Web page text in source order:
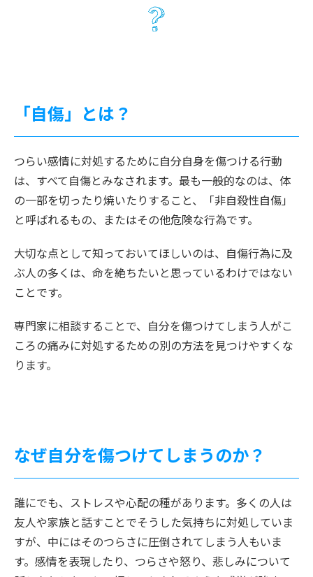
「自傷」とは？
つらい感情に対処するために自分自身を傷つける行動
は、すべて自傷とみなされます。最も一般的なのは、体
の一部を切ったり焼いたりすること、「非自殺性自傷」
と呼ばれるもの、またはその他危険な行為です。
大切な点として知っておいてほしいのは、自傷行為に及
ぶ人の多くは、命を絶ちたいと思っているわけではない
ことです。
専門家に相談することで、自分を傷つけてしまう人がこ
ころの痛みに対処するための別の方法を見つけやすくな
ります。
なぜ自分を傷つけてしまうのか？
誰にでも、ストレスや心配の種があります。多くの人は
友人や家族と話すことでそうした気持ちに対処していま
すが、中にはそのつらさに圧倒されてしまう人もいま
す。感情を表現したり、つらさや怒り、悲しみについて